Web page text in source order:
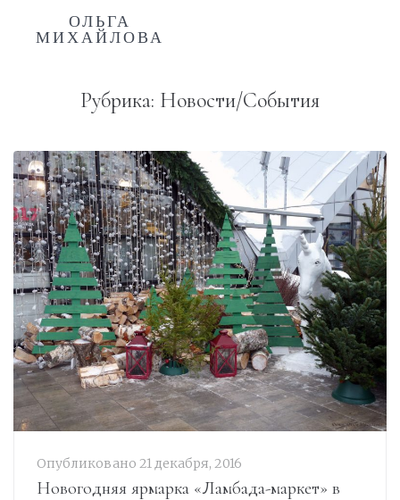
ОЛЬГА
МИХАЙЛОВА
Рубрика: Новости/События
Опубликовано 21 декабря, 2016
Новогодняя ярмарка «Ламбада-маркет» в